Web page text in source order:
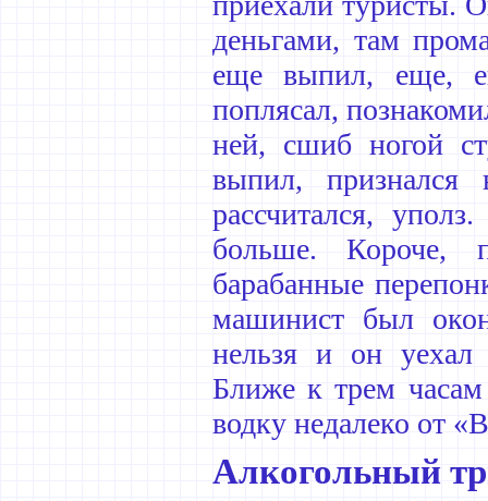
деньгами, там
еще выпил, еще,
поплясал,
ней, сшиб ногой
выпил,
рассчитался,
больше. Короче,
барабанные
машинист был
нельзя и он уехал
Ближе к трем
водку недалеко от
Алкогольный